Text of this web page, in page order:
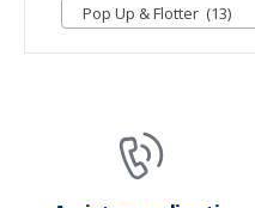
Pop Up & Flotter (13)